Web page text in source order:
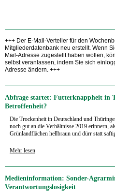
+++ Der E-Mail-Verteiler für den
Mitgliederdatenbank neu erstellt. Wenn
Mail-Adresse zugestellt haben wollen,
selbst veranlassen, indem Sie sich
Adresse ändern. +++
Abfrage startet: Futterknappheit in
Betroffenheit?
Die Trockenheit in Deutschland und
noch gut an die Verhältnisse 2019 erinnern,
Grünlandflächen hellbraun und dürr statt
Mehr lesen
Medieninformation: Sonder-
Verantwortungslosigkeit